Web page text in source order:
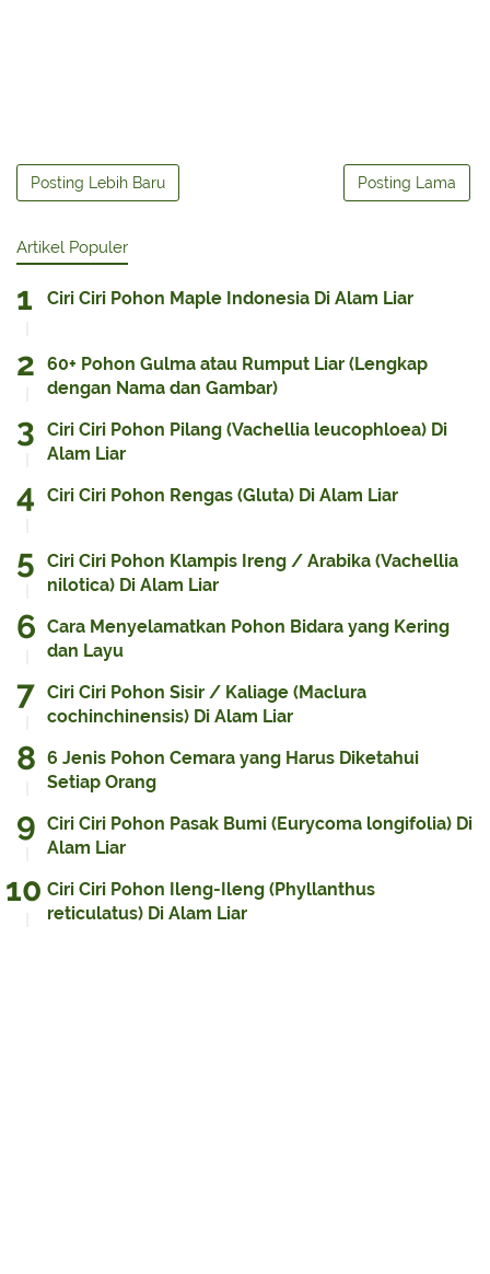
Posting Lebih Baru Posting Lama
Artikel Populer
Ciri Ciri Pohon Maple Indonesia Di Alam Liar
60+ Pohon Gulma atau Rumput Liar (Lengkap
dengan Nama dan Gambar)
Ciri Ciri Pohon Pilang (Vachellia leucophloea) Di
Alam Liar
Ciri Ciri Pohon Rengas (Gluta) Di Alam Liar
Ciri Ciri Pohon Klampis Ireng / Arabika (Vachellia
nilotica) Di Alam Liar
Cara Menyelamatkan Pohon Bidara yang Kering
dan Layu
Ciri Ciri Pohon Sisir / Kaliage (Maclura
cochinchinensis) Di Alam Liar
6 Jenis Pohon Cemara yang Harus Diketahui
Setiap Orang
Ciri Ciri Pohon Pasak Bumi (Eurycoma longifolia) Di
Alam Liar
Ciri Ciri Pohon Ileng-Ileng (Phyllanthus
reticulatus) Di Alam Liar